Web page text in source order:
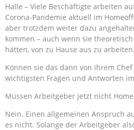
Halle – Viele Beschäftigte arbeiten
Corona-Pandemie aktuell im
aber trotzdem weiter dazu
kommen – auch wenn sie
hätten, von zu Hause aus zu arbeiten.
Können sie das dann von ihrem Chef
wichtigsten Fragen und Antworten
Müssen Arbeitgeber jetzt nicht
Nein. Einen allgemeinen Anspruch
es nicht. Solange der Arbeitgeber